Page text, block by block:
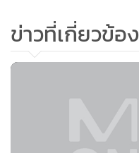
ข่าวที่เกี่ยวข้อง